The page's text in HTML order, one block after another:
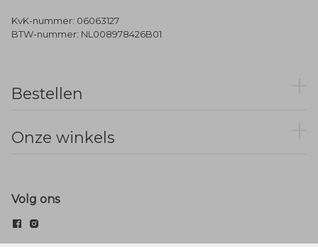
KvK-nummer: 06063127
BTW-nummer: NL008978426B01
Bestellen
Onze winkels
Volg ons